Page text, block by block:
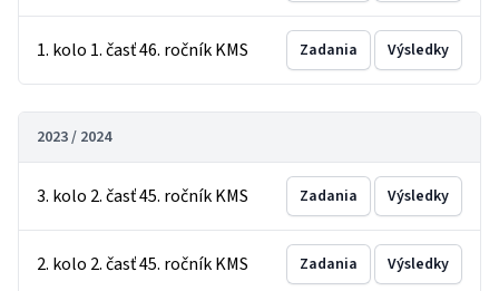
1. kolo 1. časť 46. ročník KMS Zadania Výsledky
2023 / 2024
3. kolo 2. časť 45. ročník KMS Zadania Výsledky
2. kolo 2. časť 45. ročník KMS Zadania Výsledky